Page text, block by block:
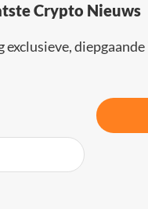
Crypto Nieuws